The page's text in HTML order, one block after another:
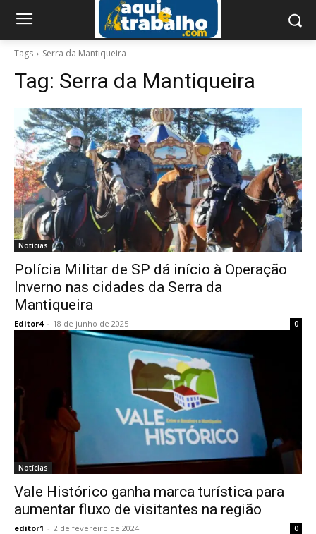
Tags Serra da Mantiqueira
Tag: Serra da Mantiqueira
Notícias
Polícia Militar de SP dá início à Operação
Inverno nas cidades da Serra da
Mantiqueira
Editor4 - 18 de junho de 2025 0
Notícias
Vale Histórico ganha marca turística para
aumentar fluxo de visitantes na região
editor1 - 2 de fevereiro de 2024 0